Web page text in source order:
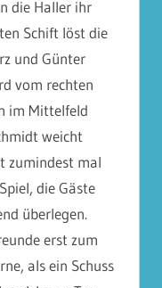
die Haller ihr
Schift löst die
und Günter
vom rechten
im Mittelfeld
weicht
zumindest mal
die Gäste
überlegen.
erst zum
als ein Schuss